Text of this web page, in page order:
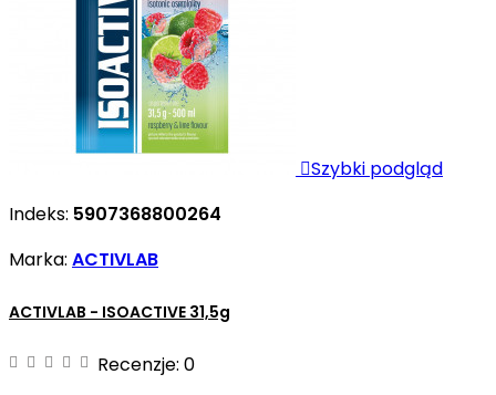
Szybki podgląd
Indeks: 5907368800264
Marka: ACTIVLAB
ACTIVLAB - ISOACTIVE 31,5g
Recenzje: 0